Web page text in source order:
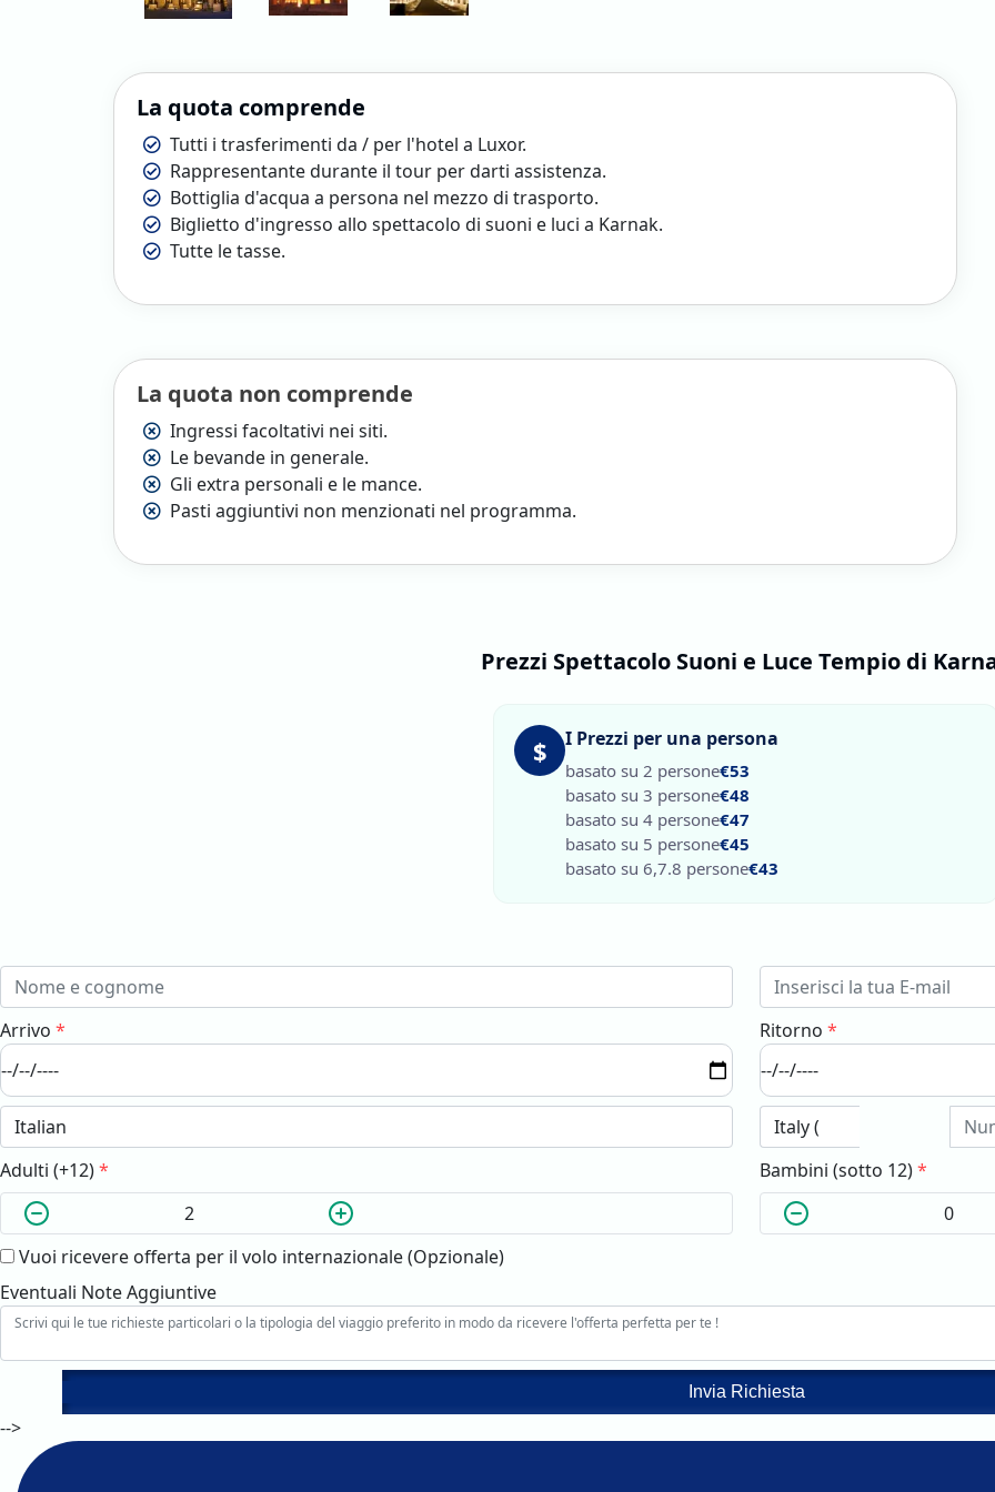
La quota comprende
Tutti i trasferimenti da / per l'hotel a Luxor.
Rappresentante durante il tour per darti assistenza.
Bottiglia d'acqua a persona nel mezzo di trasporto.
Biglietto d'ingresso allo spettacolo di suoni e luci a Karnak.
Tutte le tasse.
La quota non comprende
Ingressi facoltativi nei siti.
Le bevande in generale.
Gli extra personali e le mance.
Pasti aggiuntivi non menzionati nel programma.
Prezzi Spettacolo Suoni e Luce Tempio di
$ I Prezzi per una persona
basato su 2 persone€53
basato su 3 persone€48
basato su 4 persone€47
basato su 5 persone€45
basato su 6,7.8 persone€43
Arrivo * Ritorno *
Adulti (+12)* Bambini (sotto 12)*
Vuoi ricevere offerta per il volo internazionale (Opzionale)
Eventuali Note Aggiuntive
Invia Richiesta
-->